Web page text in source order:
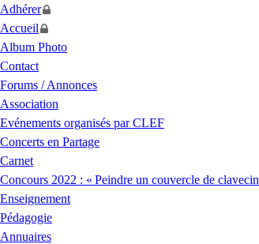
Adhérer
Accueil
Album Photo
Contact
Forums / Annonces
Association
Evénements organisés parCLEF
Concerts en Partage
Carnet
Concours 2022 : « Peindre un couvercle de clavecin
Enseignement
Pédagogie
Annuaires